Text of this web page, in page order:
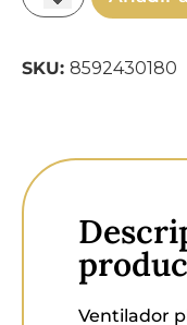
SKU: 8592430180
Ventilador